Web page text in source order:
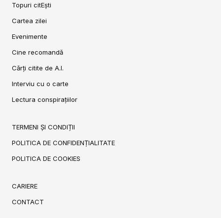
Topuri citEști
Cartea zilei
Evenimente
Cine recomandă
Cărți citite de A.I.
Interviu cu o carte
Lectura conspirațiilor
TERMENI ȘI CONDIȚII
POLITICA DE CONFIDENȚIALITATE
POLITICA DE COOKIES
CARIERE
CONTACT